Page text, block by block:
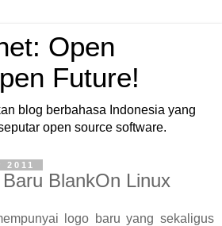
Open
Future!
blog berbahasa Indonesia yang
open source software.
BlankOn Linux
logo baru yang sekaligus